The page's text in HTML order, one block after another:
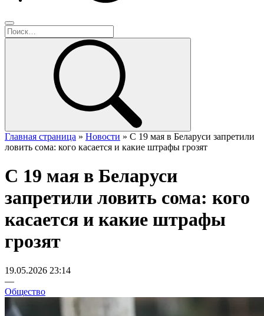
Главная страница » Новости » С 19 мая в Беларуси запретили
ловить сома: кого касается и какие штрафы грозят
С 19 мая в Беларуси
запретили ловить сома: кого
касается и какие штрафы
грозят
19.05.2026 23:14
—
Общество